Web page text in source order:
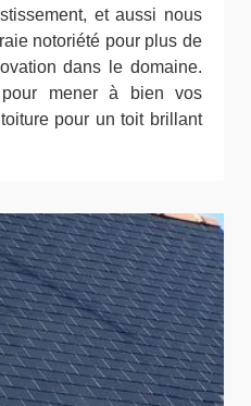
et aussi nous
notoriété pour plus de
dans le domaine.
pour mener à bien vos
pour un toit brillant